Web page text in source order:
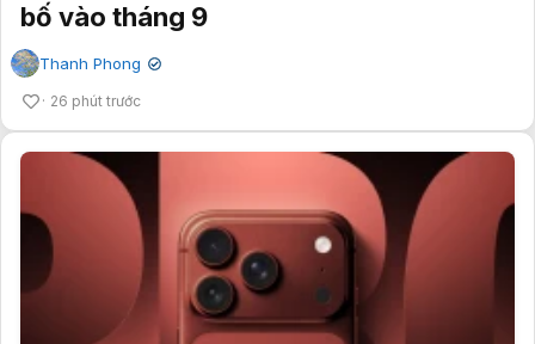
bố vào tháng 9
Thanh Phong ✔
26 phút trước